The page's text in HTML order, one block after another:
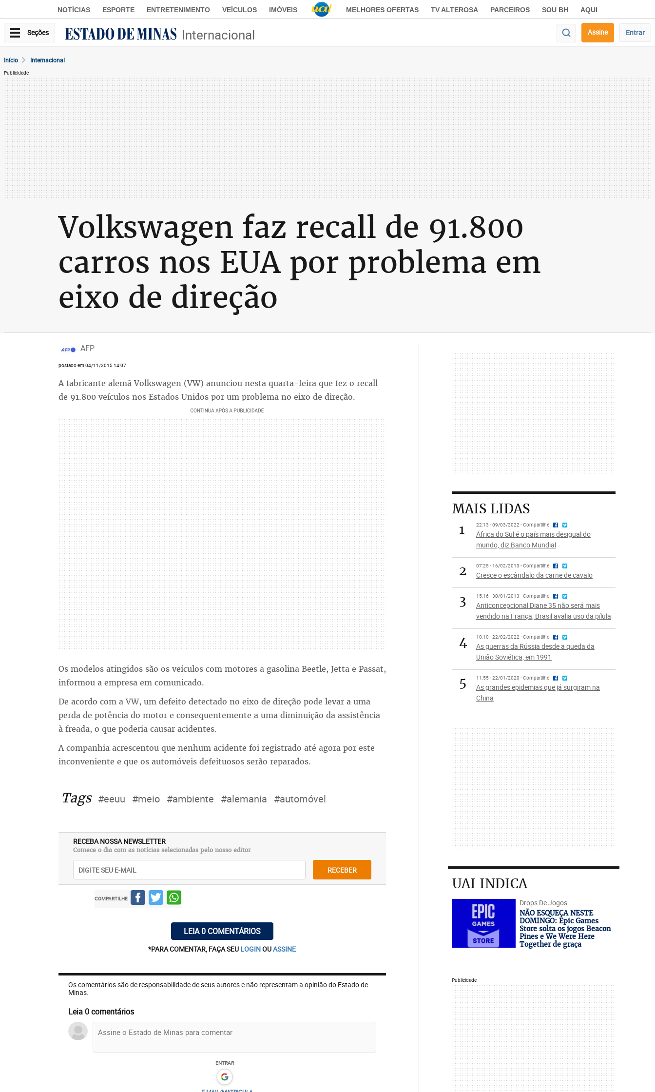
NOTÍCIAS ESPORTE ENTRETENIMENTO VEÍCULOS IMÓVEIS MELHORES OFERTAS TV ALTEROSA PARCEIROS SOU BH AQUI
Seções Internacional Assine Entrar
Início Internacional
Publicidade
Volkswagen faz recall de 91.800
carros nos EUA por problema em
eixo de direção
AFP
postado em 04/11/2015 14:07
A fabricante alemã Volkswagen (VW) anunciou nesta quarta-feira que fez o recall
de 91.800 veículos nos Estados Unidos por um problema no eixo de direção.
Os modelos atingidos são os veículos com motores a gasolina Beetle, Jetta e Passat,
informou a empresa em comunicado.
De acordo com a VW, um defeito detectado no eixo de direção pode levar a uma
perda de potência do motor e consequentemente a uma diminuição da assistência
à freada, o que poderia causar acidentes.
A companhia acrescentou que nenhum acidente foi registrado até agora por este
inconveniente e que os automóveis defeituosos serão reparados.
Tags #eeuu #meio #ambiente #alemania #automóvel
RECEBA NOSSA NEWSLETTER
Comece o dia com as notícias selecionadas pelo nosso editor
RECEBER
COMPARTILHE
LEIA 0 COMENTÁRIOS
*PARA COMENTAR, FAÇA SEU LOGINOUASSINE
Os comentários são de responsabilidade de seus autores e não representam a opinião do Estado de
Minas.
Leia 0 comentários
ENTRAR
MAIS LIDAS
1
22:13 - 09/03/2022 - Compartilhe
África do Sul é o país mais desigual do
mundo, diz Banco Mundial
2 07:25 - 16/02/2013 - Compartilhe
Cresce o escândalo da carne de cavalo
3 15:16 - 30/01/2013 - Compartilhe
Anticoncepcional Diane 35 não será mais
vendido na França; Brasil avalia uso da pílula
4 10:10 - 22/02/2022 - Compartilhe
As guerras da Rússia desde a queda da
União Soviética, em 1991
5 11:55 - 22/01/2020 - Compartilhe
As grandes epidemias que já surgiram na
China
UAI INDICA
Drops De Jogos
NÃO ESQUEÇA NESTE
DOMINGO: Epic Games
Store solta os jogos Beacon
Pines e We Were Here
Together de graça
Publicidade